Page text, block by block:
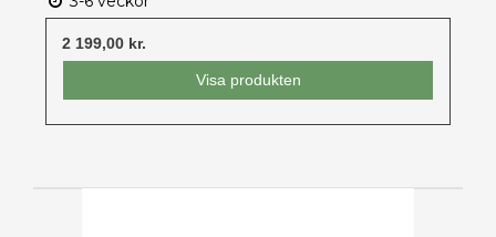
2 199,00 kr.
Visa produkten